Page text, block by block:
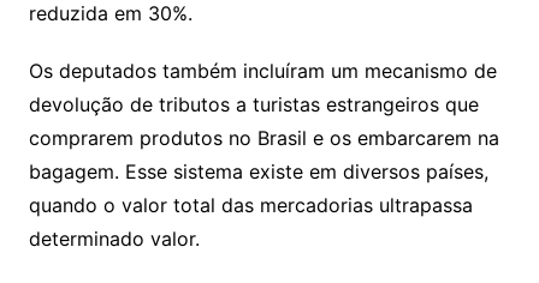
reduzida em 30%.
Os deputados também incluíram um mecanismo de
devolução de tributos a turistas estrangeiros que
comprarem produtos no Brasil e os embarcarem na
bagagem. Esse sistema existe em diversos países,
quando o valor total das mercadorias ultrapassa
determinado valor.